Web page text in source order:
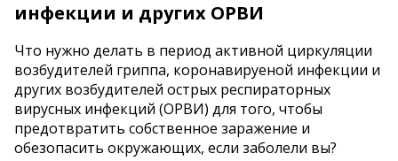
инфекции и других ОРВИ
Что нужно делать в период активной циркуляции
возбудителей гриппа, коронавируеной инфекции и
других возбудителей острых респираторных
вирусных инфекций (ОРВИ) для того, чтобы
предотвратить собственное заражение и
обезопасить окружающих, если заболели вы?